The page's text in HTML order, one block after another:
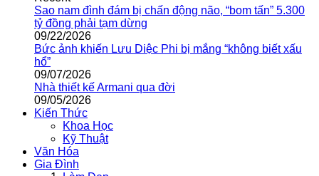
Sao nam đình đám bị chấn động não, “bom tấn” 5.300
tỷ đồng phải tạm dừng
09/22/2026
Bức ảnh khiến Lưu Diệc Phi bị mắng “không biết xấu
hổ”
09/07/2026
Nhà thiết kế Armani qua đời
09/05/2026
Kiến Thức
Khoa Học
Kỹ Thuật
Văn Hóa
Gia Đình